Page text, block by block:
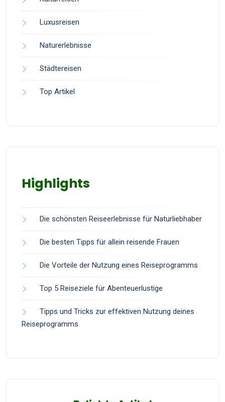
Luxusreisen
Naturerlebnisse
Städtereisen
Top Artikel
Highlights
Die schönsten Reiseerlebnisse für Naturliebhaber
Die besten Tipps für allein reisende Frauen
Die Vorteile der Nutzung eines Reiseprogramms
Top 5 Reiseziele für Abenteuerlustige
Tipps und Tricks zur effektiven Nutzung deines
Reiseprogramms